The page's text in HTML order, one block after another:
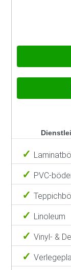
PVC-
Linoleum
Vinyl- &